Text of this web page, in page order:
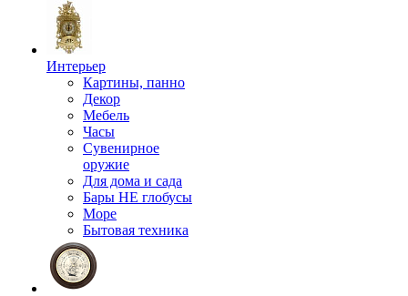
Интерьер
Картины, панно
Декор
Мебель
Часы
Сувенирное
оружие
Для дома и сада
Бары НЕ глобусы
Море
Бытовая техника